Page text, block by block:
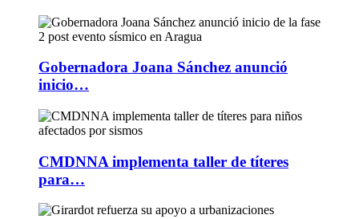
Gobernadora Joana Sánchez anunció
inicio…
CMDNNA implementa taller de títeres
para…